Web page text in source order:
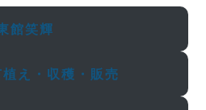
館笑輝
植え・収穫・販売